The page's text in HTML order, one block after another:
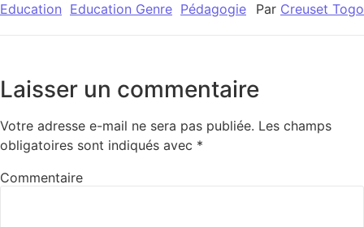
Education Education Genre Pédagogie Par Creuset Togo
Laisser un commentaire
Votre adresse e-mail ne sera pas publiée. Les champs
obligatoires sont indiqués avec *
Commentaire